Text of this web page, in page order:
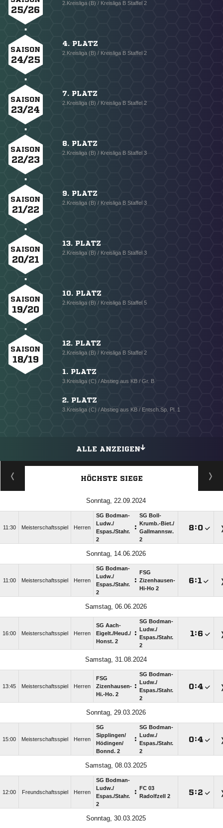
25/26
2.Kreisliga (B) / Kreisliga B Staffel 2
SAISON
24/25
4. PLATZ
2.Kreisliga (B) / Kreisliga B Staffel 2
SAISON
23/24
7. PLATZ
2.Kreisliga (B) / Kreisliga B Staffel 2
SAISON
22/23
8. PLATZ
2.Kreisliga (B) / Kreisliga B Staffel 3
SAISON
21/22
9. PLATZ
2.Kreisliga (B) / Kreisliga B Staffel 3
SAISON
20/21
13. PLATZ
2.Kreisliga (B) / Kreisliga B Staffel 3
SAISON
19/20
10. PLATZ
2.Kreisliga (B) / Kreisliga B Staffel 5
SAISON
18/19
12. PLATZ
2.Kreisliga (B) / Kreisliga B Staffel 2
1. PLATZ
3.Kreisliga (C) / Abstieg aus KB / Gr. B
2. PLATZ
3.Kreisliga (C) / Abstieg aus KB / Entsch.Sp. Pl. 1
ALLE ANZEIGEN
HÖCHSTE SIEGE
Sonntag, 22.09.2024
11:30 Meisterschaftsspiel Herren
SG Bodman-
Ludw./​
Espas./​Stahr.
2
:
SG Boll-
Krumb.-Biet./​
Gallmannsw.
2
:
Sonntag, 14.06.2026
11:00 Meisterschaftsspiel Herren
SG Bodman-
Ludw./​
Espas./​Stahr.
2
:
FSG
Zizenhausen-
Hi-Ho 2
:
Samstag, 06.06.2026
16:00 Meisterschaftsspiel Herren
SG Aach-
Eigelt./​Heud./​
Honst. 2
:
SG Bodman-
Ludw./​
Espas./​Stahr.
2
:
Samstag, 31.08.2024
13:45 Meisterschaftsspiel Herren
FSG
Zizenhausen-
Hi.-Ho. 2
:
SG Bodman-
Ludw./​
Espas./​Stahr.
2
:
Sonntag, 29.03.2026
15:00 Meisterschaftsspiel Herren
SG
Sipplingen/​
Hödingen/​
Bonnd. 2
:
SG Bodman-
Ludw./​
Espas./​Stahr.
2
:
Samstag, 08.03.2025
12:00 Freundschaftsspiel Herren
SG Bodman-
Ludw./​
Espas./​Stahr.
2
:
FC 03
Radolfzell 2
:
Sonntag, 30.03.2025